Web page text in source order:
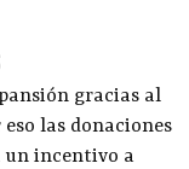
gracias al
las donaciones
un incentivo a